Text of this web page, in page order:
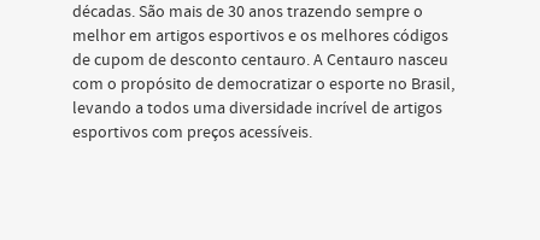
décadas. São mais de 30 anos trazendo sempre o
melhor em artigos esportivos e os melhores códigos
de cupom de desconto centauro. A Centauro nasceu
com o propósito de democratizar o esporte no Brasil,
levando a todos uma diversidade incrível de artigos
esportivos com preços acessíveis.